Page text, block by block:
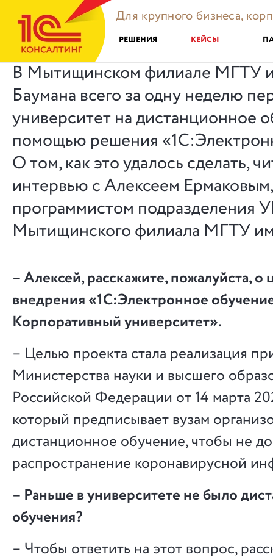
Для крупного бизнеса,
РЕШЕНИЯ КЕЙСЫ
В Мытищинском филиале МГТУ
Баумана всего за одну неделю
университет на дистанционное
помощью решения
О том, как это удалось сделать,
интервью с Алексеем
программистом подразделения
Мытищинского филиала МГТУ
– Алексей, расскажите, пожалуйста, о
внедрения «1С:Электронное
Корпоративный университет».
– Целью проекта стала реализация
Министерства науки и высшего
Российской Федерации от 14 марта
который предписывает вузам
дистанционное обучение, чтобы не
распространение коронавирусной
– Раньше в университете не было
обучения?
– Чтобы ответить на этот вопрос,